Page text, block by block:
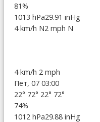
81%
1013 hPa29.91 inHg
4 km/h N2 mph N
4 km/h 2 mph
Пет, 07 03:00
22° 72° 22° 72°
74%
1012 hPa29.88 inHg